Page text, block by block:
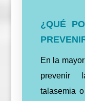
¿QUÉ
En la
prevenir
talasemia